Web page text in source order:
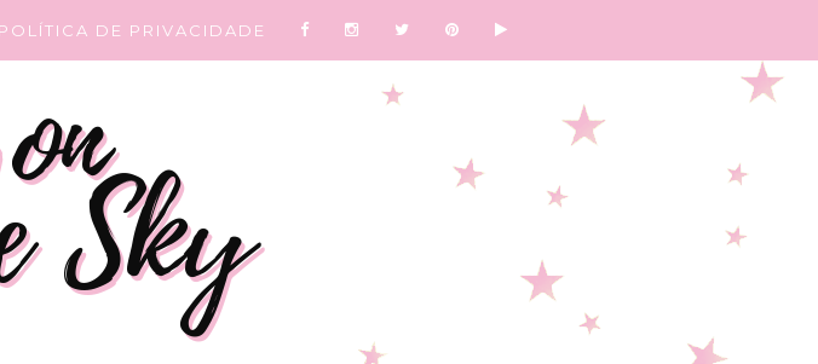
POLÍTICA DE PRIVACIDADE